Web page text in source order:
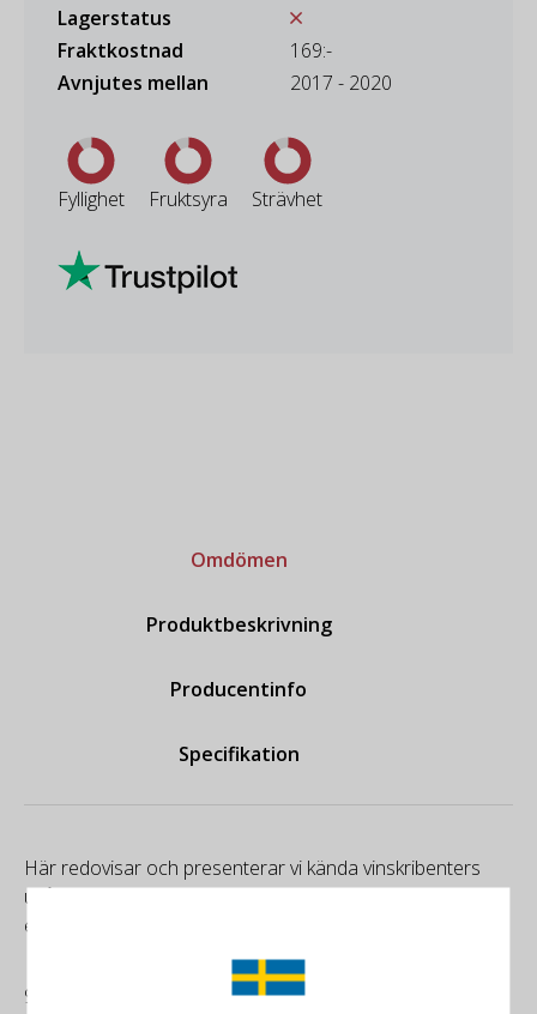
Lagerstatus
Fraktkostnad
169:-
Avnjutes mellan
2017 - 2020
Fyllighet Fruktsyra Strävhet
Omdömen
Produktbeskrivning
Producentinfo
Specifikation
Här redovisar och presenterar vi kända vinskribenters
utlåtande om specifika viner. Utöver dessa lägger vi in en
egen kommentar när vi har provat samma vin.
91/100